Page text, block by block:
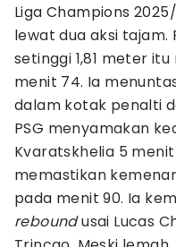
Liga Champions
lewat dua aksi tajam.
setinggi 1,81 meter
menit 74. Ia
dalam kotak penalti
PSG menyamakan
Kvaratskhelia 5
memastikan
pada menit 90. Ia
reboundusai Lucas